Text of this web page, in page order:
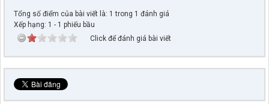
Tổng số điểm của bài viết là: 1 trong 1 đánh giá
Xếp hạng: 1 - 1 phiếu bầu
Click để đánh giá bài viết